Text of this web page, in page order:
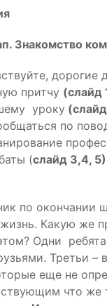
Знакомство
дорогие
притчу (слайд
уроку
по
(слайд 3,4,
по окончании
жизнь. Какую же
Одни
Третьи
еще не
что же